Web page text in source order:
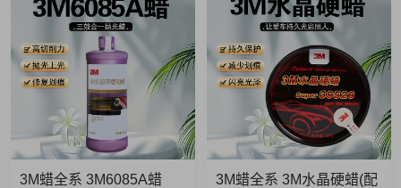
3M蜡全系 3M6085A蜡
3M蜡全系 3M水晶硬蜡(配